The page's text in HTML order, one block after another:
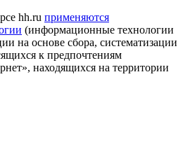
hh.ru применяются
(информационные технологии
на основе сбора, систематизации
к предпочтениям
находящихся на территории